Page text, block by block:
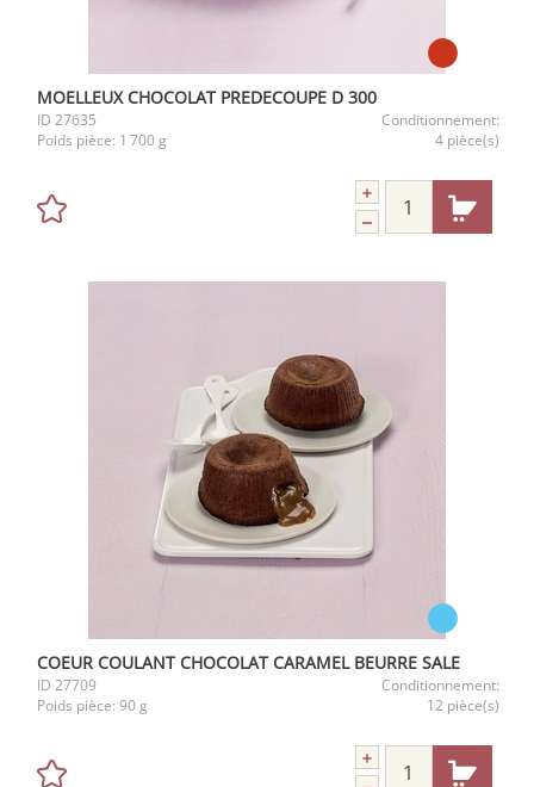
MOELLEUX CHOCOLAT PREDECOUPE D 300
ID 27635
Conditionnement:
Poids pièce: 1 700 g 4 pièce(s)
COEUR COULANT CHOCOLAT CARAMEL BEURRE SALE
ID 27709
Conditionnement:
Poids pièce: 90 g 12 pièce(s)